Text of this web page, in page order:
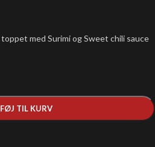
med Surimi og Sweet chili sauce
TIL KURV